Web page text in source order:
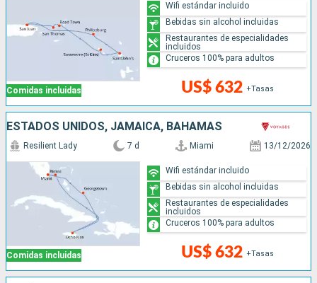
Comidas incluidas US$ 632 +Tasas
Wifi estándar incluido
Bebidas sin alcohol incluidas
Restaurantes de especialidades
incluidos
Cruceros 100% para adultos
ESTADOS UNIDOS, JAMAICA, BAHAMAS
Comidas incluidas
Resilient Lady 7 d Miami 13/12/2026
US$ 632 +Tasas
Wifi estándar incluido
Bebidas sin alcohol incluidas
Restaurantes de especialidades
incluidos
Cruceros 100% para adultos